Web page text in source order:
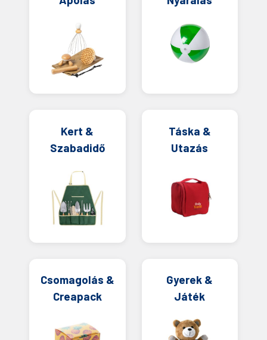
Kert &
Szabadidő
Táska &
Utazás
Csomagolás &
Creapack
Gyerek &
Játék